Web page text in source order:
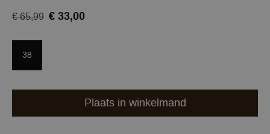
€ 65,99 € 33,00
38
Plaats in winkelmand